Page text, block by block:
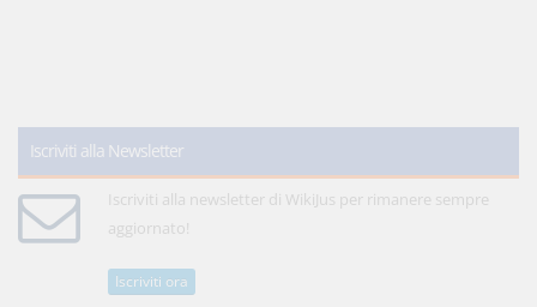
Iscriviti alla Newsletter
Iscriviti alla newsletter di WikiJus per rimanere sempre
aggiornato!
Iscriviti ora